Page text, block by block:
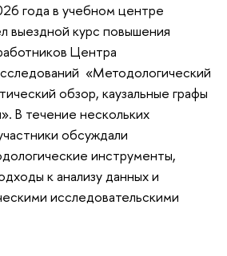
года в учебном центре
выездной курс повышения
Центра
«Методологический
обзор, каузальные графы
В течение нескольких
обсуждали
инструменты,
к анализу данных и
исследовательскими